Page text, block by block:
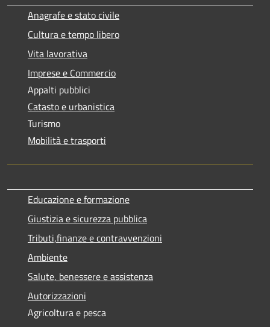
Anagrafe e stato civile
Cultura e tempo libero
Vita lavorativa
Imprese e Commercio
Appalti pubblici
Catasto e urbanistica
Turismo
Mobilità e trasporti
Educazione e formazione
Giustizia e sicurezza pubblica
Tributi,finanze e contravvenzioni
Ambiente
Salute, benessere e assistenza
Autorizzazioni
Agricoltura e pesca